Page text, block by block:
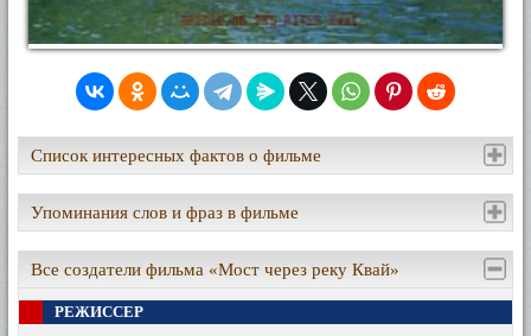
Список интересных фактов о фильме
Упоминания слов и фраз в фильме
Все создатели фильма «Мост через реку Квай»
РЕЖИССЕР